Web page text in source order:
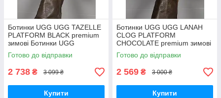
Ботинки UGG UGG TAZELLE
PLATFORM BLACK premium
зимові Ботинки UGG
Готово до відправки
2 738 ₴ 3 099 ₴
Купити
Ботинки UGG UGG LANAH
CLOG PLATFORM
CHOCOLATE premium зимові
Ботинки UGG
Готово до відправки
2 569 ₴ 3 000 ₴
Купити